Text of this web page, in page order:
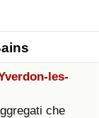
les-
che